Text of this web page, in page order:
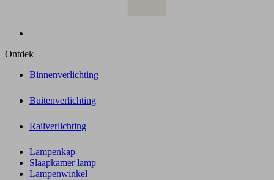
Ontdek
Binnenverlichting
Buitenverlichting
Railverlichting
Lampenkap
Slaapkamer lamp
Lampenwinkel